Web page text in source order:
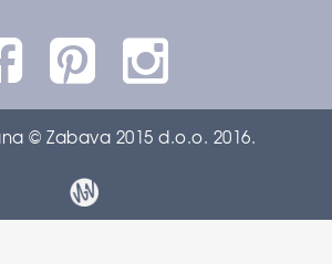
© Zabava 2015 d.o.o. 2016.